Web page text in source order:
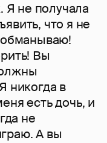
Я не получала
что я не
обманываю!
Вы
никогда в
есть дочь, и
не
А вы